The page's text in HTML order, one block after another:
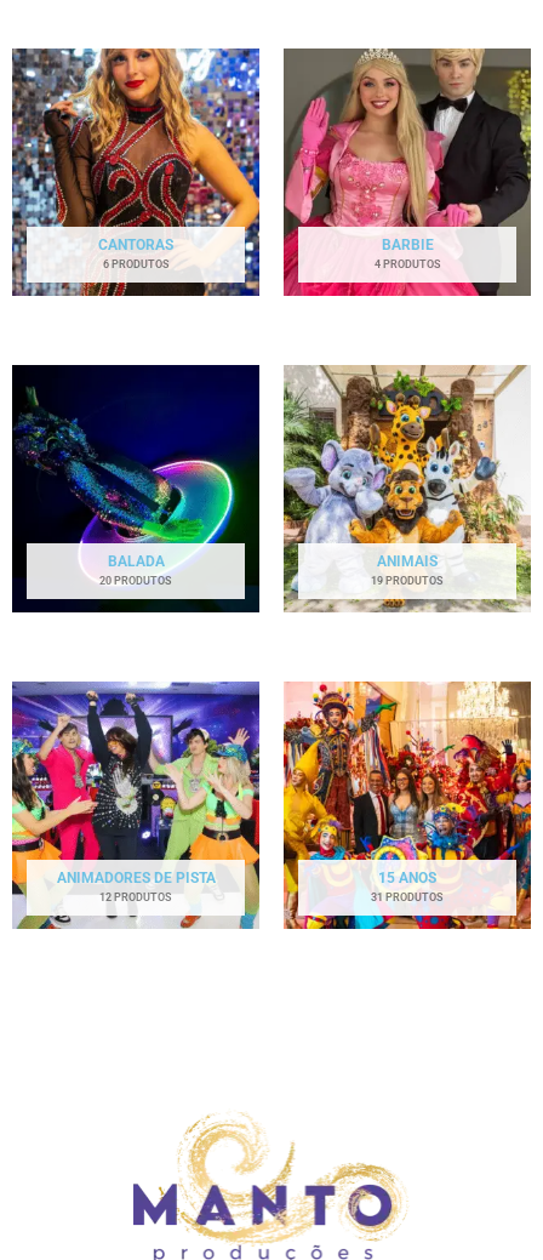
CANTORAS
6 PRODUTOS
BARBIE
4 PRODUTOS
BALADA
20 PRODUTOS
ANIMAIS
19 PRODUTOS
ANIMADORES DE PISTA
12 PRODUTOS
15 ANOS
31 PRODUTOS